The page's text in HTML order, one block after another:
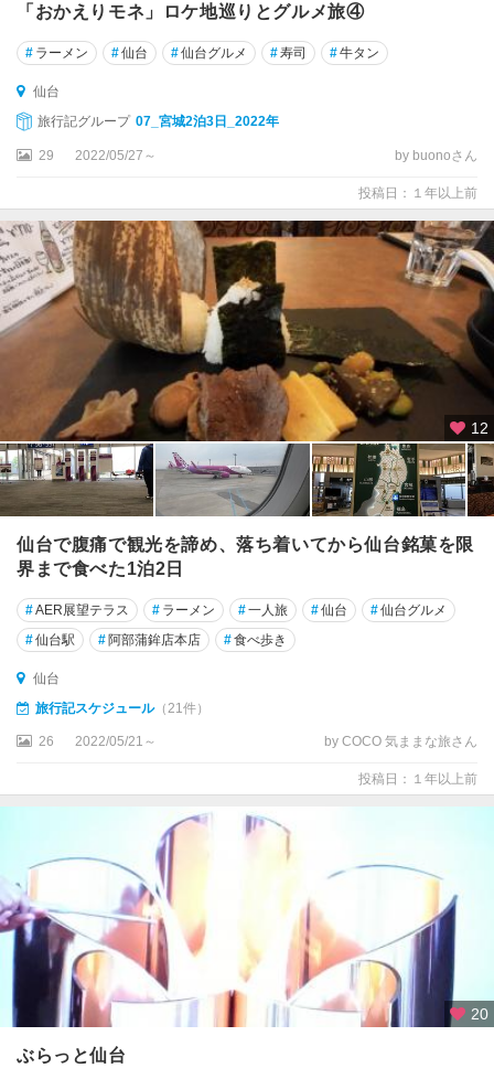
「おかえりモネ」ロケ地巡りとグルメ旅④
# ラーメン #仙台 #仙台グルメ #寿司 #牛タン
仙台
旅行記グループ 07_宮城2泊3日_2022年
29 2022/05/27～ by buonoさん
投稿日：１年以上前
12
仙台で腹痛で観光を諦め、落ち着いてから仙台銘菓を限
界まで食べた1泊2日
#AER展望テラス # ラーメン #一人旅 #仙台 #仙台グルメ
#仙台駅 # 阿部蒲鉾店本店 #食べ歩き
仙台
旅行記スケジュール（21件）
26 2022/05/21～ by COCO 気ままな旅さん
投稿日：１年以上前
20
ぶらっと仙台